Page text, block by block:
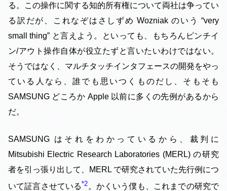
る。この操作に関する知的所有権について両社は争ってい
る訳だが、これなぞはさしずめ Wozniak のいう “very
small thing” と言えよう。といっても、もちろんピンチイ
ン/アウト操作自体が役立たずと言いたいわけではない。
そうではなく、マルチタッチインタフェースの開発をやっ
ている人なら、誰でも思いつくものだし、そもそも
SAMSUNG どころか Apple 以前に多くの先例があるから
だ。
SAMSUNG はそれをわかっているから、裁判に
Mitsubishi Electric Research Laboratories (MERL) の研究
者を引っ張り出して、MERL で研究されていた先行例につ
いて証言させている 2 。かくいう僕も、これまでの研究で